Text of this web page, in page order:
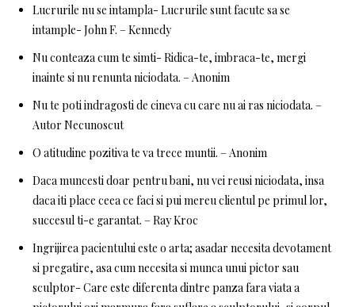
Lucrurile nu se intampla- Lucrurile sunt facute sa se
intample- John F. – Kennedy
Nu conteaza cum te simti- Ridica-te, imbraca-te, mergi
inainte si nu renunta niciodata. – Anonim
Nu te poti indragosti de cineva cu care nu ai ras niciodata. –
Autor Necunoscut
O atitudine pozitiva te va trece muntii. – Anonim
Daca muncesti doar pentru bani, nu vei reusi niciodata, insa
daca iti place ceea ce faci si pui mereu clientul pe primul lor,
succesul ti-e garantat. – Ray Kroc
Ingrijirea pacientului este o arta; asadar necesita devotament
si pregatire, asa cum necesita si munca unui pictor sau
sculptor- Care este diferenta dintre panza fara viata a